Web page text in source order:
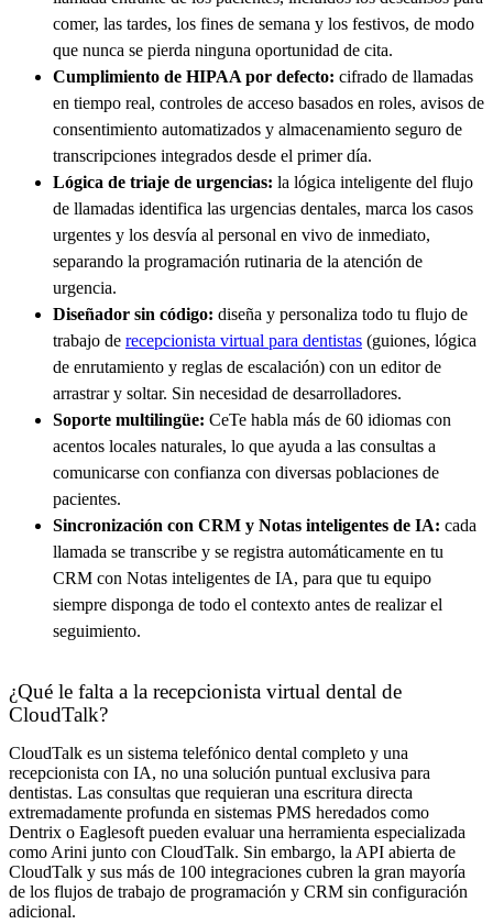
comer, las tardes, los fines de semana y los festivos, de modo
que nunca se pierda ninguna oportunidad de cita.
Cumplimiento de HIPAA por defecto: cifrado de llamadas
en tiempo real, controles de acceso basados en roles, avisos de
consentimiento automatizados y almacenamiento seguro de
transcripciones integrados desde el primer día.
Lógica de triaje de urgencias: la lógica inteligente del flujo
de llamadas identifica las urgencias dentales, marca los casos
urgentes y los desvía al personal en vivo de inmediato,
separando la programación rutinaria de la atención de
urgencia.
Diseñador sin código: diseña y personaliza todo tu flujo de
trabajo de recepcionista virtual para dentistas (guiones, lógica
de enrutamiento y reglas de escalación) con un editor de
arrastrar y soltar. Sin necesidad de desarrolladores.
Soporte multilingüe: CeTe habla más de 60 idiomas con
acentos locales naturales, lo que ayuda a las consultas a
comunicarse con confianza con diversas poblaciones de
pacientes.
Sincronización con CRM y Notas inteligentes de IA: cada
llamada se transcribe y se registra automáticamente en tu
CRM con Notas inteligentes de IA, para que tu equipo
siempre disponga de todo el contexto antes de realizar el
seguimiento.
¿Qué le falta a la recepcionista virtual dental de
CloudTalk?
CloudTalk es un sistema telefónico dental completo y una
recepcionista con IA, no una solución puntual exclusiva para
dentistas. Las consultas que requieran una escritura directa
extremadamente profunda en sistemas PMS heredados como
Dentrix o Eaglesoft pueden evaluar una herramienta especializada
como Arini junto con CloudTalk. Sin embargo, la API abierta de
CloudTalk y sus más de 100 integraciones cubren la gran mayoría
de los flujos de trabajo de programación y CRM sin configuración
adicional.